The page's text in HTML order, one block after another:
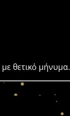
θετικό μήνυμα.